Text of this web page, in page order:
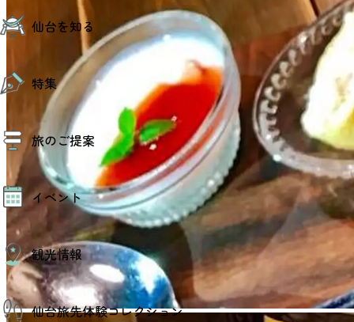
仙台夜時間
モデルコース
エリアガイド
お知らせ
お得なチケット
仙台を知る
仙台の魅力
エリアガイド
復興に向けて
仙台観光PR動画ライブラリー
仙台から行く東北周遊旅
伝統的工芸品
特集
特集
夜時間トピックス
旅のご提案
モデルコース
AIおまかせコース
オリジナルプラン
みんなの旅行記
イベント
イベント情報
その他イベント情報（音楽・展示会）
スポーツ情報
コンベンション情報
観光情報
観光スポット
温泉
仙台旅先体験コレクション